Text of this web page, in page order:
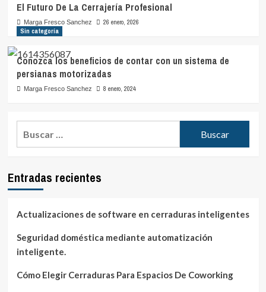
El Futuro De La Cerrajería Profesional
Marga Fresco Sanchez
26 enero, 2026
Sin categoría
Conozca los beneficios de contar con un sistema de
persianas motorizadas
Marga Fresco Sanchez 8 enero, 2024
Entradas recientes
Actualizaciones de software en cerraduras inteligentes
Seguridad doméstica mediante automatización
inteligente.
Cómo Elegir Cerraduras Para Espacios De Coworking